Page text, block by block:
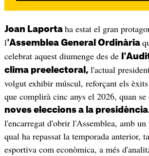
Joan Laporta ha estat el gran
l'Assemblea General Ordinària
celebrat aquest diumenge des de
clima preelectoral, l'actual
volgut exhibir múscul, reforçant els
que complirà cinc anys el 2026, quan se
noves eleccions a la
l'encarregat d'obrir l'Assemblea, amb
qual ha repassat la temporada anterior,
esportiva com econòmica, a més